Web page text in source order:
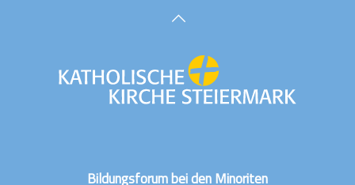
Bildungsforum bei den Minoriten